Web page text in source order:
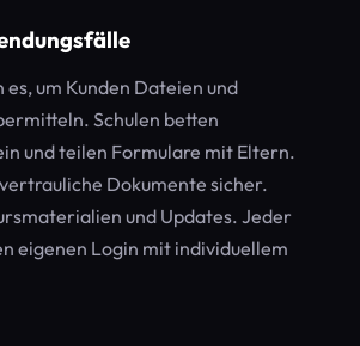
um Kunden Dateien und
Schulen betten
und teilen Formulare mit Eltern.
Dokumente sicher.
und Updates. Jeder
eigenen Login mit individuellem